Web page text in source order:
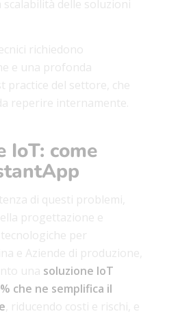
scalabilità delle soluzioni
richiedono
e una profonda
practice del settore, che
reperire internamente.
IoT: come
di questi problemi,
progettazione e
per
e Aziende di produzione,
una soluzione IoT
che ne semplifica il
, riducendo costi e rischi, e